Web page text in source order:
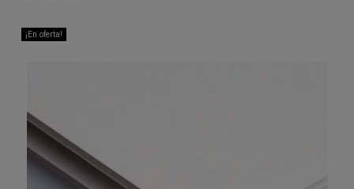
¡En oferta!